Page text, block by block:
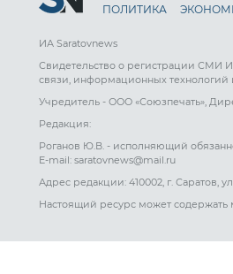
ПОЛИТИКА
ИА Saratovnews
Свидетельство о регистрации СМИ
связи, информационных
Учредитель - ООО «Союзпечать»,
Редакция:
Роганов Ю.В. - исполняющий
E-mail: saratovnews@mail.ru
Адрес редакции: 410002, г. Саратов,
Настоящий ресурс может содержать